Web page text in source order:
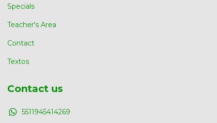
Specials
Teacher's Area
Contact
Textos
Contact us
5511945414269